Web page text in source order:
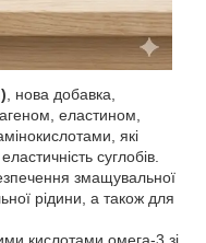
, нова добавка,
еластином,
які
суглобів.
змащувальної
рідини, а також для